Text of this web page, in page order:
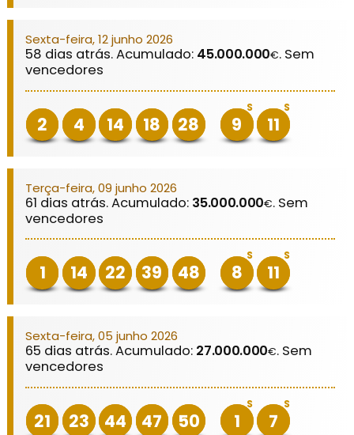
Sexta-feira, 12 junho 2026
58 dias atrás. Acumulado: 45.000.000€. Sem
vencedores
2 4 14 18 28
S
9
S
11
Terça-feira, 09 junho 2026
61 dias atrás. Acumulado: 35.000.000€. Sem
vencedores
1 14 22 39 48
S
8
S
11
Sexta-feira, 05 junho 2026
65 dias atrás. Acumulado: 27.000.000€. Sem
vencedores
21 23 44 47 50
S
1
S
7